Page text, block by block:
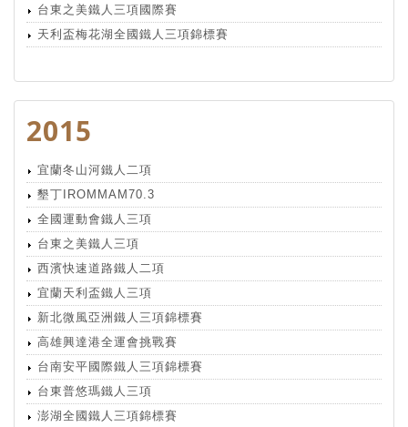
台東之美鐵人三項國際賽
天利盃梅花湖全國鐵人三項錦標賽
2015
宜蘭冬山河鐵人二項
墾丁IROMMAM70.3
全國運動會鐵人三項
台東之美鐵人三項
西濱快速道路鐵人二項
宜蘭天利盃鐵人三項
新北微風亞洲鐵人三項錦標賽
高雄興達港全運會挑戰賽
台南安平國際鐵人三項錦標賽
台東普悠瑪鐵人三項
澎湖全國鐵人三項錦標賽